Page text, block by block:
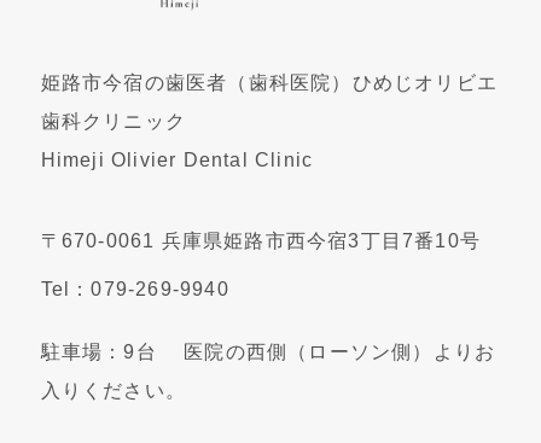
姫路市今宿の歯医者（歯科医院）ひめじオリビエ
歯科クリニック
Himeji Olivier Dental Clinic
〒670-0061 兵庫県姫路市西今宿3丁目7番10号
Tel：079-269-9940
駐車場：9台 医院の西側（ローソン側）よりお
入りください。